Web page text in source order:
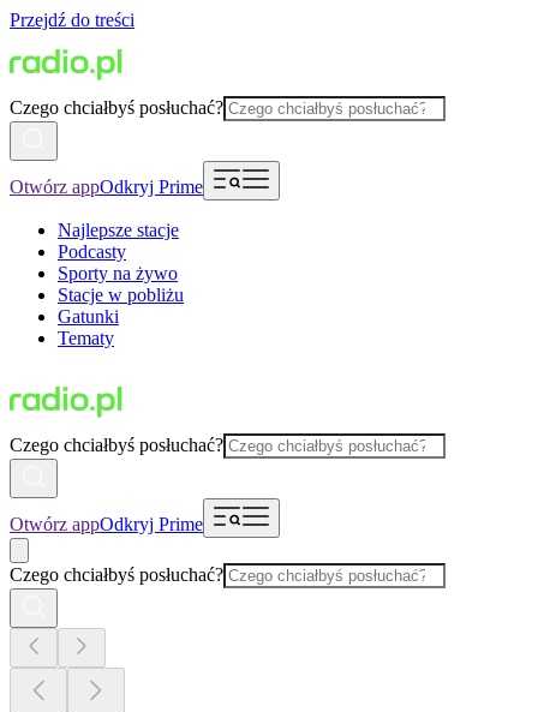
Przejdź do treści
Czego chciałbyś posłuchać?
Otwórz appOdkryj Prime
Najlepsze stacje
Podcasty
Sporty na żywo
Stacje w pobliżu
Gatunki
Tematy
Czego chciałbyś posłuchać?
Otwórz appOdkryj Prime
Czego chciałbyś posłuchać?